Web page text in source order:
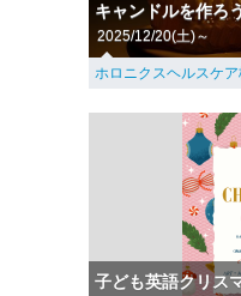
キャンドルを作ろ
2025/12/20(土)～
ホロニクスヘルスケ
子ども英語クリス